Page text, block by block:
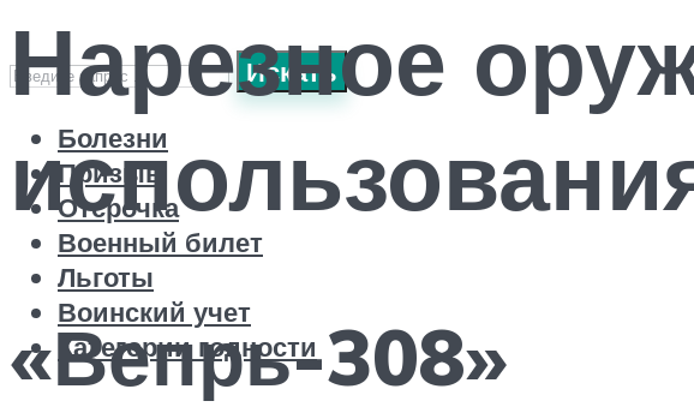
Искать
Болезни
Призыв
Отсрочка
Военный билет
Льготы
Воинский учет
Категории годности
Нарезное
«Вепрь-308»